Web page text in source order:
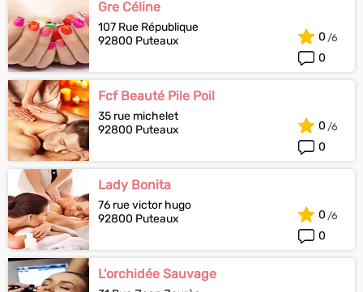
Gre Céline
107 Rue République
92800 Puteaux
0
0
Fcf Beauté Pile Poil
35 rue michelet
92800 Puteaux
0
0
Lady Bonita
76 rue victor hugo
92800 Puteaux
0
0
L'orchidée Sauvage